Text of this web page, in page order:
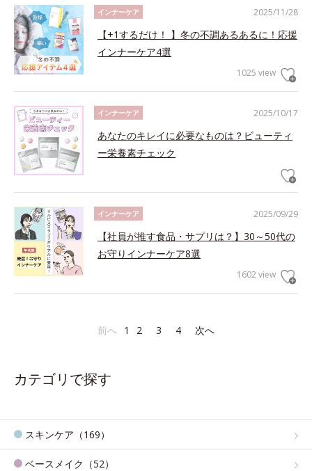
2025/11/28
インナーケア
【+1するだけ！ 】冬の不調あるあるに！応援
インナーケア4選
1025 view
2025/10/17
インナーケア
あなたのキレイに必要なものは？ビューティ
ー栄養素チェック
2025/09/29
インナーケア
【社員が推す食品・サプリは？】30～50代の
お守りインナーケア8選
1602 view
前へ 1 2 3 4 次へ
カテゴリで探す
スキンケア（169）
ベースメイク（52）